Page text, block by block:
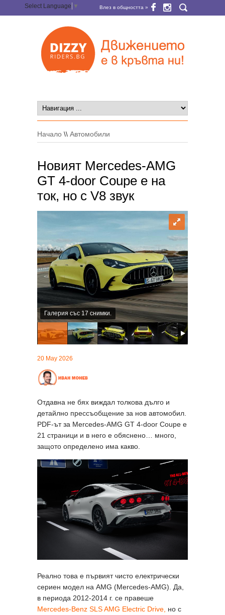
Select Language ▼ Влез в общността »
Начало \\ Автомобили
Новият Mercedes-AMG
GT 4-door Coupe е на
ток, но с V8 звук
Галерия със 17 снимки.
20 May 2026
Отдавна не бях виждал толкова дълго и
детайлно прессъобщение за нов автомобил.
PDF-ът за Mercedes-AMG GT 4-door Coupe е
21 страници и в него е обяснено… много,
защото определено има какво.
Реално това е първият чисто електрически
сериен модел на AMG (Mercedes-AMG). Да,
в периода 2012-2014 г. се правеше
Mercedes-Benz SLS AMG Electric Drive, но с